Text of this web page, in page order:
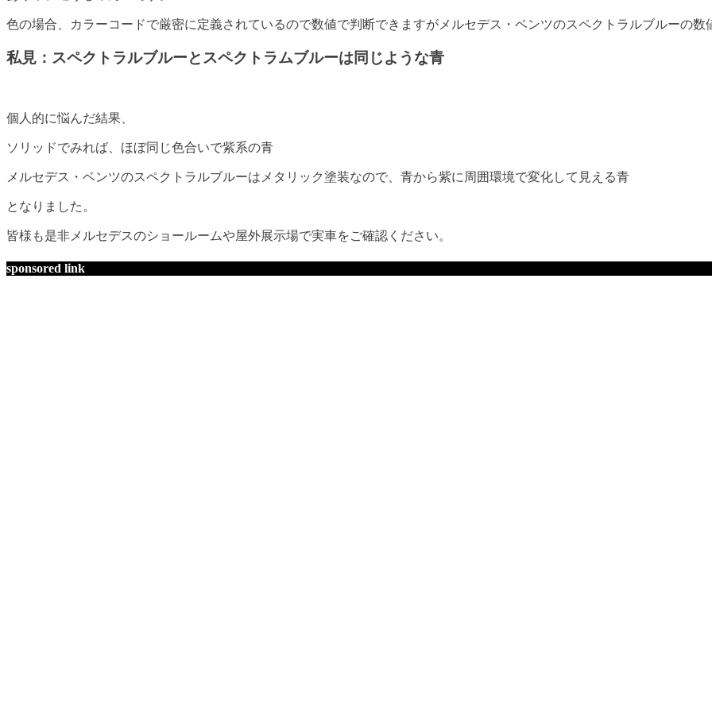
色の場合、カラーコードで厳密に定義されているので数値で判断できますがメルセデス・ベンツのスペクトラルブルーの数
私見：スペクトラルブルーとスペクトラムブルーは同じような青
個人的に悩んだ結果、
ソリッドでみれば、ほぼ同じ色合いで紫系の青
メルセデス・ベンツのスペクトラルブルーはメタリック塗装なので、青から紫に周囲環境で変化して見える青
となりました。
皆様も是非メルセデスのショールームや屋外展示場で実車をご確認ください。
sponsored link